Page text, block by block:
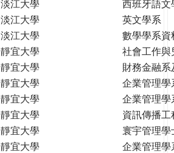
淡江大學
西班牙語文
淡江大學
英文學系
淡江大學
數學學系資
靜宜大學
社會工作與
靜宜大學
財務金融
靜宜大學
企業管理學
靜宜大學
企業管理學
靜宜大學
資訊傳播工
靜宜大學
寰宇管理
靜宜大學
企業管理